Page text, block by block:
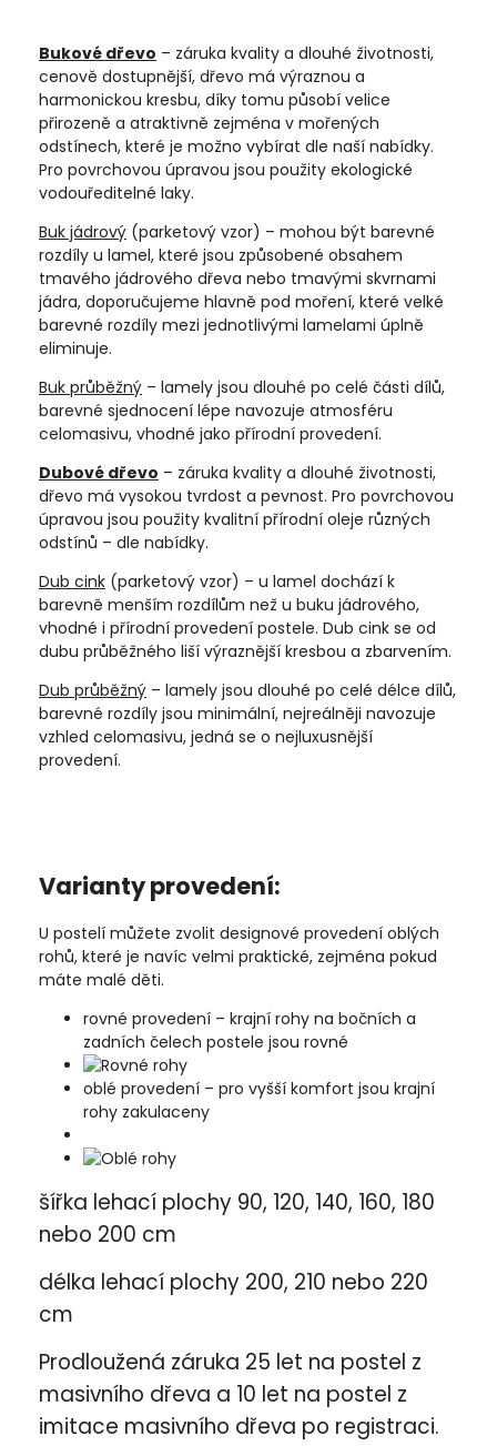
Bukové dřevo – záruka kvality a dlouhé životnosti,
cenově dostupnější, dřevo má výraznou a
harmonickou kresbu, díky tomu působí velice
přirozeně a atraktivně zejména v mořených
odstínech, které je možno vybírat dle naší nabídky.
Pro povrchovou úpravou jsou použity ekologické
vodouředitelné laky.
Buk jádrový (parketový vzor) – mohou být barevné
rozdíly u lamel, které jsou způsobené obsahem
tmavého jádrového dřeva nebo tmavými skvrnami
jádra, doporučujeme hlavně pod moření, které velké
barevné rozdíly mezi jednotlivými lamelami úplně
eliminuje.
Buk průběžný – lamely jsou dlouhé po celé části dílů,
barevné sjednocení lépe navozuje atmosféru
celomasivu, vhodné jako přírodní provedení.
Dubové dřevo – záruka kvality a dlouhé životnosti,
dřevo má vysokou tvrdost a pevnost. Pro povrchovou
úpravou jsou použity kvalitní přírodní oleje různých
odstínů – dle nabídky.
Dub cink (parketový vzor) – u lamel dochází k
barevně menším rozdílům než u buku jádrového,
vhodné i přírodní provedení postele. Dub cink se od
dubu průběžného liší výraznější kresbou a zbarvením.
Dub průběžný – lamely jsou dlouhé po celé délce dílů,
barevné rozdíly jsou minimální, nejreálněji navozuje
vzhled celomasivu, jedná se o nejluxusnější
provedení.
Varianty provedení:
U postelí můžete zvolit designové provedení oblých
rohů, které je navíc velmi praktické, zejména pokud
máte malé děti.
rovné provedení – krajní rohy na bočních a
zadních čelech postele jsou rovné
oblé provedení – pro vyšší komfort jsou krajní
rohy zakulaceny
šířka lehací plochy 90, 120, 140, 160, 180
nebo 200 cm
délka lehací plochy 200, 210 nebo 220
cm
Prodloužená záruka 25 let na postel z
masivního dřeva a 10 let na postel z
imitace masivního dřeva po registraci.